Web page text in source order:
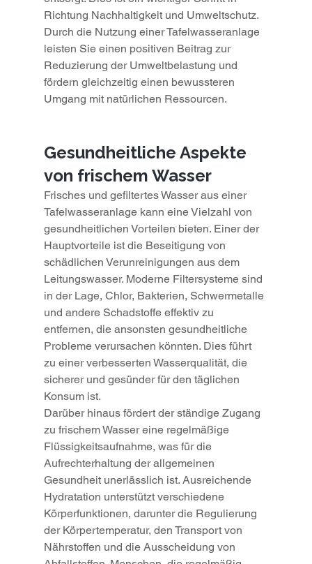
Richtung Nachhaltigkeit und Umweltschutz.
Durch die Nutzung einer Tafelwasseranlage
leisten Sie einen positiven Beitrag zur
Reduzierung der Umweltbelastung und
fördern gleichzeitig einen bewussteren
Umgang mit natürlichen Ressourcen.
Gesundheitliche Aspekte
von frischem Wasser
Frisches und gefiltertes Wasser aus einer
Tafelwasseranlage kann eine Vielzahl von
gesundheitlichen Vorteilen bieten. Einer der
Hauptvorteile ist die Beseitigung von
schädlichen Verunreinigungen aus dem
Leitungswasser. Moderne Filtersysteme sind
in der Lage, Chlor, Bakterien, Schwermetalle
und andere Schadstoffe effektiv zu
entfernen, die ansonsten gesundheitliche
Probleme verursachen könnten. Dies führt
zu einer verbesserten Wasserqualität, die
sicherer und gesünder für den täglichen
Konsum ist.
Darüber hinaus fördert der ständige Zugang
zu frischem Wasser eine regelmäßige
Flüssigkeitsaufnahme, was für die
Aufrechterhaltung der allgemeinen
Gesundheit unerlässlich ist. Ausreichende
Hydratation unterstützt verschiedene
Körperfunktionen, darunter die Regulierung
der Körpertemperatur, den Transport von
Nährstoffen und die Ausscheidung von